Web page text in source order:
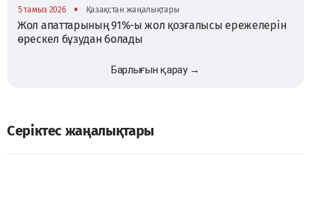
5 тамыз 2026 • Қазақстан жаңалықтары
Жол апаттарының 91%-ы жол қозғалысы ережелерін
өрескел бұзудан болады
Барлығын қарау →
Серіктес жаңалықтары